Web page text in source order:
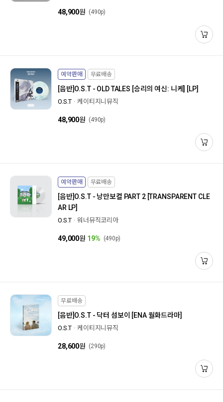
48,900원 (490p)
예약판매 무료배송
[음반]O.S.T - OLD TALES [승리의 여신: 니케] [LP]
O.S.T 케이티지니뮤직
48,900원 (490p)
예약판매 무료배송
[음반]O.S.T - 낭만보컬 PART 2 [TRANSPARENT CLE
AR LP]
O.S.T 워너뮤직코리아
49,000원 19% (490p)
무료배송
[음반]O.S.T - 닥터 섬보이 [ENA 월화드라마]
O.S.T 케이티지니뮤직
28,600원 (290p)